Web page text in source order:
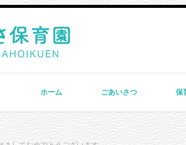
ホーム ごあいさつ 保